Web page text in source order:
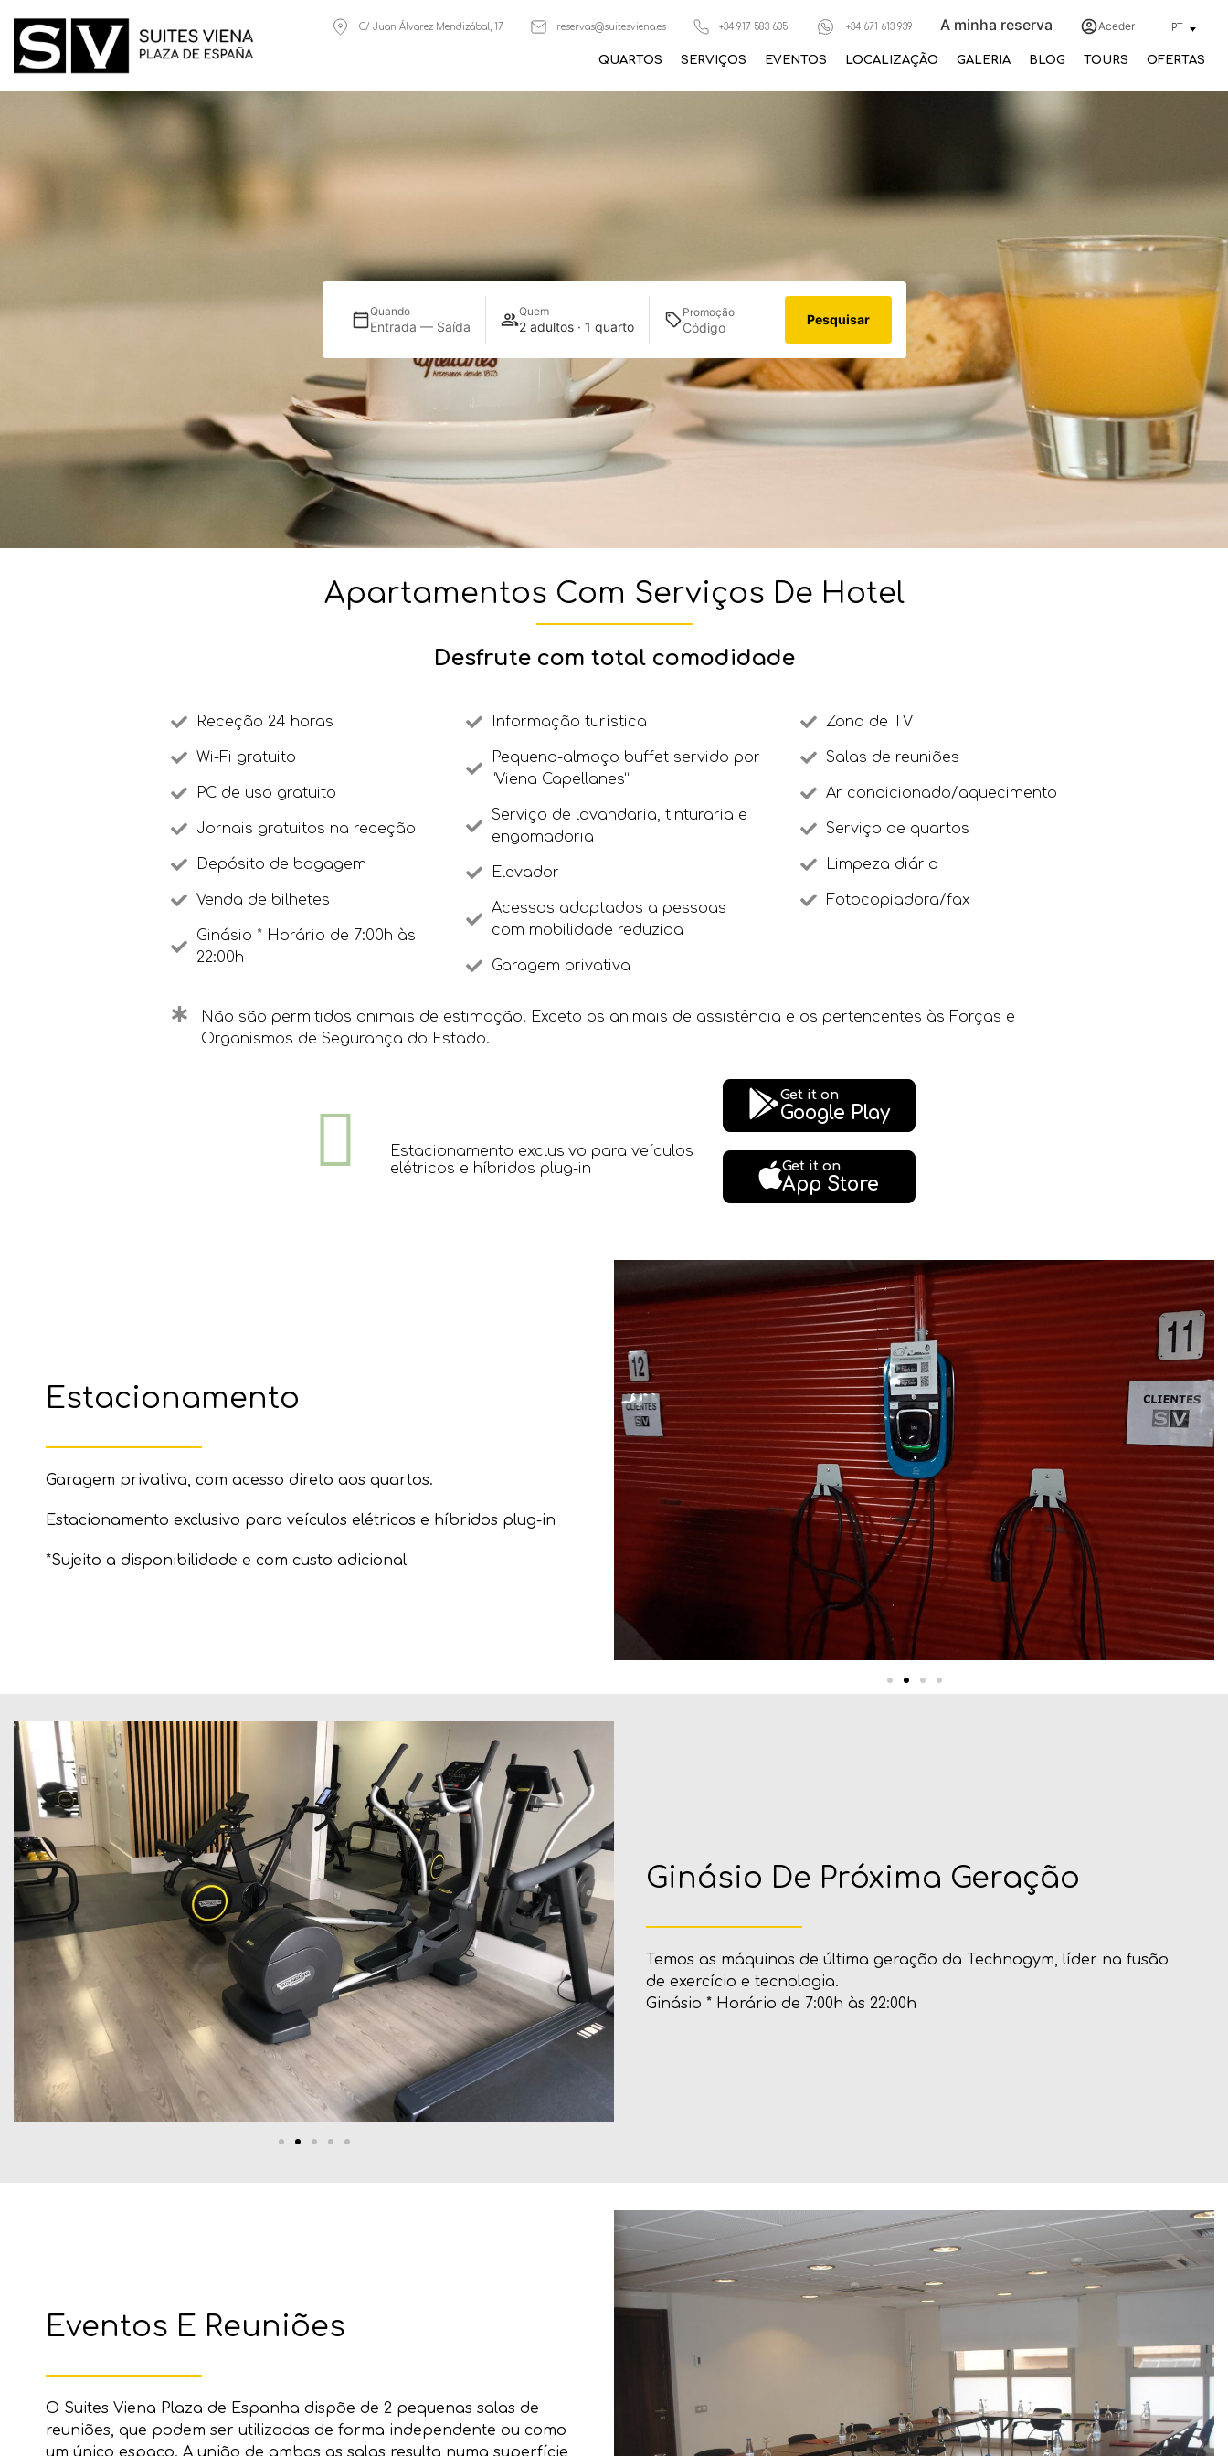
C/ Juan Álvarez Mendizábal, 17 reservas@suitesviena.es +34 917 583 605 +34 671 613 939 A minha reserva Aceder PT
QUARTOS SERVIÇOS EVENTOS LOCALIZAÇÃO GALERIA BLOG TOURS OFERTAS
Quando
Entrada — Saída
Quem
2 adultos · 1 quarto
Promoção Pesquisar
Apartamentos Com Serviços De Hotel
Desfrute com total comodidade
Receção 24 horas
Wi-Fi gratuito
PC de uso gratuito
Jornais gratuitos na receção
Depósito de bagagem
Venda de bilhetes
Ginásio * Horário de 7:00h às
22:00h
Informação turística
Pequeno-almoço buffet servido por
“Viena Capellanes”
Serviço de lavandaria, tinturaria e
engomadoria
Elevador
Acessos adaptados a pessoas
com mobilidade reduzida
Garagem privativa
Zona de TV
Salas de reuniões
Ar condicionado/aquecimento
Serviço de quartos
Limpeza diária
Fotocopiadora/fax
Não são permitidos animais de estimação. Exceto os animais de assistência e os pertencentes às Forças e
Organismos de Segurança do Estado.
Estacionamento exclusivo para veículos
elétricos e híbridos plug-in
Get it on
Google Play
Get it on
App Store
Estacionamento
Garagem privativa, com acesso direto aos quartos.
Estacionamento exclusivo para veículos elétricos e híbridos plug-in
*Sujeito a disponibilidade e com custo adicional
Ginásio De Próxima Geração
Temos as máquinas de última geração da Technogym, líder na fusão
de exercício e tecnologia.
Ginásio * Horário de 7:00h às 22:00h
Eventos E Reuniões
O Suites Viena Plaza de Espanha dispõe de 2 pequenas salas de
reuniões, que podem ser utilizadas de forma independente ou como
um único espaço. A união de ambas as salas resulta numa superfície